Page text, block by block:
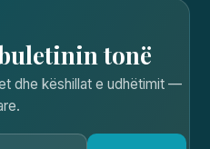
tonë
dhe këshillat e udhëtimit —